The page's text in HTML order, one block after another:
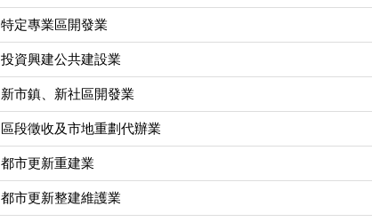
特定專業區開發業
投資興建公共建設業
新市鎮、新社區開發業
區段徵收及市地重劃代辦業
都市更新重建業
都市更新整建維護業